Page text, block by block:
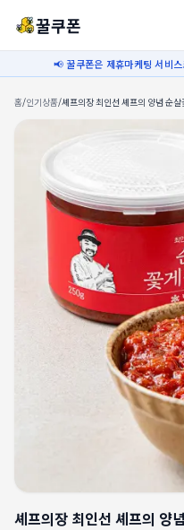
꿀쿠폰
📢 꿀쿠폰은 제휴마케팅 서비
홈/인기상품/셰프의장 최인선 셰프의 양념 순
셰프의장 최인선 셰프의 양